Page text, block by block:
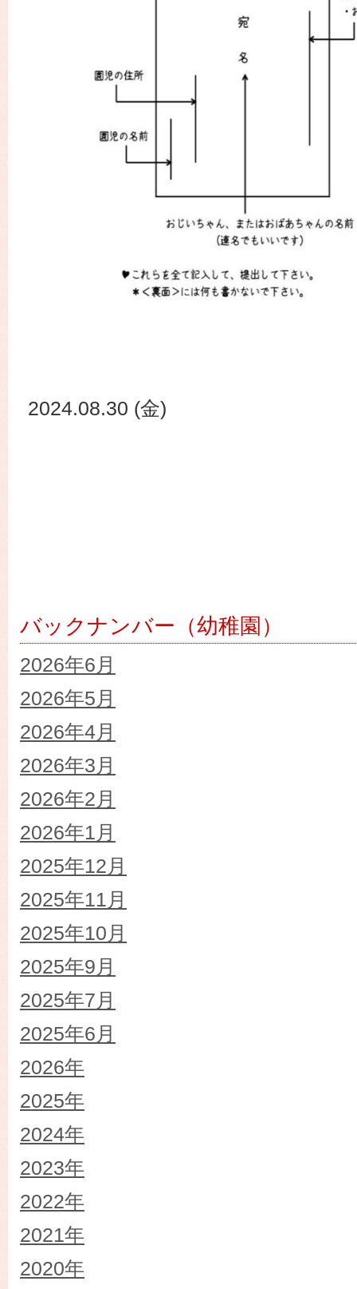
2024.08.30 (金)
バックナンバー（幼稚園）
2026年6月
2026年5月
2026年4月
2026年3月
2026年2月
2026年1月
2025年12月
2025年11月
2025年10月
2025年9月
2025年7月
2025年6月
2026年
2025年
2024年
2023年
2022年
2021年
2020年